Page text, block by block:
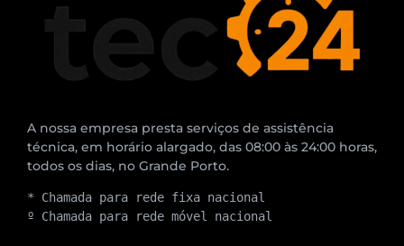
A nossa empresa presta serviços de assistência
técnica, em horário alargado, das 08:00 às 24:00 horas,
todos os dias, no Grande Porto.
* Chamada para rede fixa nacional
º Chamada para rede móvel nacional